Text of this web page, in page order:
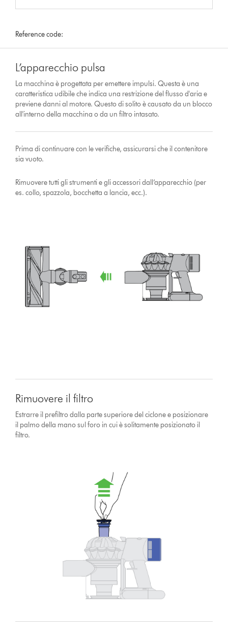
Reference code:
L’apparecchio pulsa
La macchina è progettata per emettere impulsi. Questa è una
caratteristica udibile che indica una restrizione del flusso d'aria e
previene danni al motore. Questo di solito è causato da un blocco
all'interno della macchina o da un filtro intasato.
Prima di continuare con le verifiche, assicurarsi che il contenitore
sia vuoto.
Rimuovere tutti gli strumenti e gli accessori dall’apparecchio (per
es. collo, spazzola, bocchetta a lancia, ecc.).
Rimuovere il filtro
Estrarre il prefiltro dalla parte superiore del ciclone e posizionare
il palmo della mano sul foro in cui è solitamente posizionato il
filtro.